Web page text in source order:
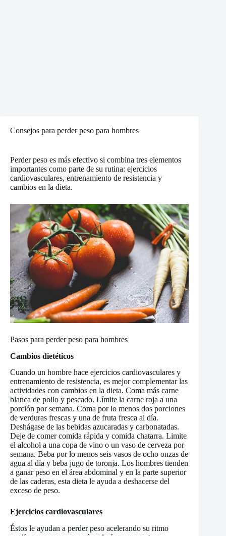
Consejos para perder peso para hombres
Perder peso es más efectivo si combina tres elementos
importantes como parte de su rutina: ejercicios
cardiovasculares, entrenamiento de resistencia y
cambios en la dieta.
Pasos para perder peso para hombres
Cambios dietéticos
Cuando un hombre hace ejercicios cardiovasculares y
entrenamiento de resistencia, es mejor complementar las
actividades con cambios en la dieta. Coma más carne
blanca de pollo y pescado. Límite la carne roja a una
porción por semana. Coma por lo menos dos porciones
de verduras frescas y una de fruta fresca al día.
Deshágase de las bebidas azucaradas y carbonatadas.
Deje de comer comida rápida y comida chatarra. Limite
el alcohol a una copa de vino o un vaso de cerveza por
semana. Beba por lo menos seis vasos de ocho onzas de
agua al día y beba jugo de toronja. Los hombres tienden
a ganar peso en el área abdominal y en la parte superior
de las caderas, esta dieta le ayuda a deshacerse del
exceso de peso.
Ejercicios cardiovasculares
Éstos le ayudan a perder peso acelerando su ritmo